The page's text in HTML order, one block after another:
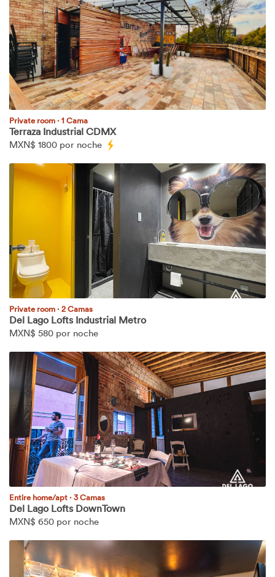
Private room ·1 Cama
Terraza Industrial CDMX
MXN$ 1800 por noche
Private room ·2 Camas
Del Lago Lofts Industrial Metro
MXN$ 580 por noche
Entire home/apt ·3 Camas
Del Lago Lofts DownTown
MXN$ 650 por noche